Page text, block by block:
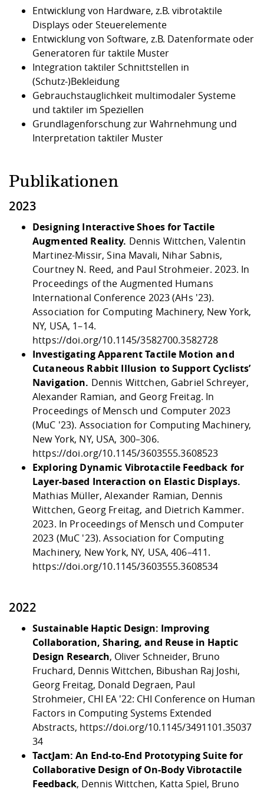
Checkliste zum
und Physik
Digitales Lernen
Jobs, Praktika,
Lebenslagen
Studentenwerk
Angebote der
Career Service
Lehren,
Formulare und
Internationale
Gründung und
Kooperationen
Förderverein
Informatik/
Angebote für Unternehmen
Kontakt und Anfahrt
Qualitätssicherung
Entwicklung von Hardware, z.B. vibrotaktile
Displays oder Steuerelemente
Entwicklung von Software, z.B. Datenformate oder
Generatoren für taktile Muster
Integration taktiler Schnittstellen in
(Schutz-)Bekleidung
Gebrauchstauglichkeit multimodaler Systeme
und taktiler im Speziellen
Grundlagenforschung zur Wahrnehmung und
Interpretation taktiler Muster
Publikationen
2023
Designing Interactive Shoes for Tactile
Augmented Reality. Dennis Wittchen, Valentin
Martinez-Missir, Sina Mavali, Nihar Sabnis,
Courtney N. Reed, and Paul Strohmeier. 2023. In
Proceedings of the Augmented Humans
International Conference 2023 (AHs '23).
Association for Computing Machinery, New York,
NY, USA, 1–14.
https://doi.org/10.1145/3582700.3582728
Investigating Apparent Tactile Motion and
Cutaneous Rabbit Illusion to Support Cyclists’
Navigation. Dennis Wittchen, Gabriel Schreyer,
Alexander Ramian, and Georg Freitag. In
Proceedings of Mensch und Computer 2023
(MuC '23). Association for Computing Machinery,
New York, NY, USA, 300–306.
https://doi.org/10.1145/3603555.3608523
Exploring Dynamic Vibrotactile Feedback for
Layer-based Interaction on Elastic Displays.
Mathias Müller, Alexander Ramian, Dennis
Wittchen, Georg Freitag, and Dietrich Kammer.
2023. In Proceedings of Mensch und Computer
2023 (MuC '23). Association for Computing
Machinery, New York, NY, USA, 406–411.
https://doi.org/10.1145/3603555.3608534
2022
Sustainable Haptic Design: Improving
Collaboration, Sharing, and Reuse in Haptic
Design Research, Oliver Schneider, Bruno
Fruchard, Dennis Wittchen, Bibushan Raj Joshi,
Georg Freitag, Donald Degraen, Paul
Strohmeier, CHI EA '22: CHI Conference on Human
Factors in Computing Systems Extended
Abstracts, https://doi.org/10.1145/3491101.35037
34
TactJam: An End-to-End Prototyping Suite for
Collaborative Design of On-Body Vibrotactile
Feedback, Dennis Wittchen, Katta Spiel, Bruno